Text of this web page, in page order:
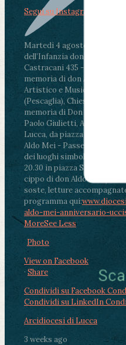
Martedì 4 agosto2026
ore
dell’Infanzia don Aldo Mei -
Castracani 435 -
memoria di don Aldo Mei
Artistico e Musicale
(Pescaglia), Chiesa
memoria di Don Aldo Mei
Paolo Giulietti, Arcivescovo
Lucca, da piazza San
Aldo Mei - Passeggiata
dei luoghi simbolo della
20.30 in piazza San Michele
cippo di don Aldo Mei (Porta
soste, letture
programma qui:
aldo-mei-anniversario-
MoreSee Less
Photo
View on Facebook
· Share
Condividi su Facebook
Condividi su LinkedIn
Arcidiocesi di Lucca
3 weeks ago
Segui su Instagram